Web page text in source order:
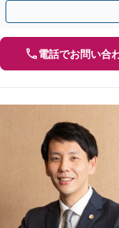
電話でお問い合